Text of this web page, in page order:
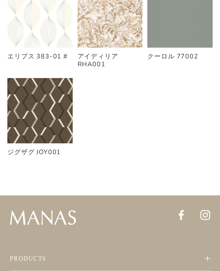
エリプス 383-01 #
アイディリア
RHA001
クーロル 77002
ジグザグ JOY001
PRODUCTS